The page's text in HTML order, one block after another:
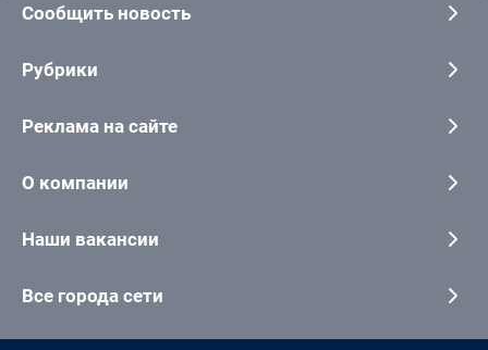
Сообщить новость
Рубрики
Реклама на сайте
О компании
Наши вакансии
Все города сети